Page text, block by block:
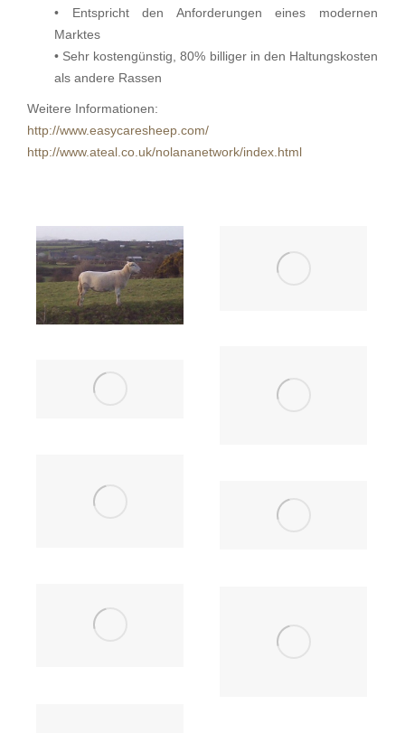
• Entspricht den Anforderungen eines modernen
Marktes
• Sehr kostengünstig, 80% billiger in den Haltungskosten
als andere Rassen
Weitere Informationen:
http://www.easycaresheep.com/
http://www.ateal.co.uk/nolananetwork/index.html